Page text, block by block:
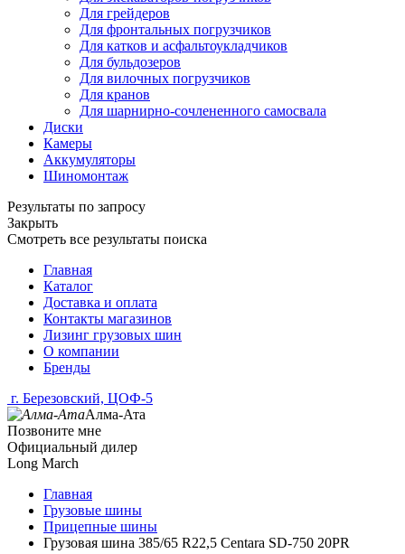
Для грейдеров
Для фронтальных погрузчиков
Для катков и асфальтоукладчиков
Для бульдозеров
Для вилочных погрузчиков
Для кранов
Для шарнирно-сочлененного самосвала
Диски
Камеры
Аккумуляторы
Шиномонтаж
Результаты по запросу
Закрыть
Смотреть все результаты поиска
Главная
Каталог
Доставка и оплата
Контакты магазинов
Лизинг грузовых шин
О компании
Бренды
г. Березовский, ЦОФ-5
Алма-Ата
Позвоните мне
Официальный дилер
Long March
Главная
Грузовые шины
Прицепные шины
Грузовая шина 385/65 R22,5 Centara SD-750 20PR